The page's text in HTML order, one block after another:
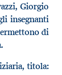
Giorgio
insegnanti
di
titola: